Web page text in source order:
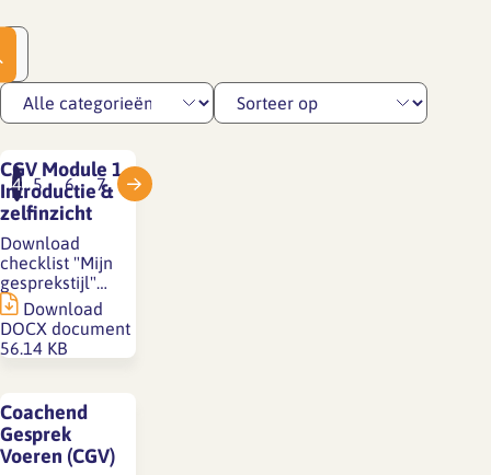
CGV Module 1
Introductie &
zelfinzicht
Download
checklist "Mijn
gesprekstijl"…
Download
DOCX document
56.14 KB
Coachend
Gesprek
Voeren (CGV)
4 5 6 7